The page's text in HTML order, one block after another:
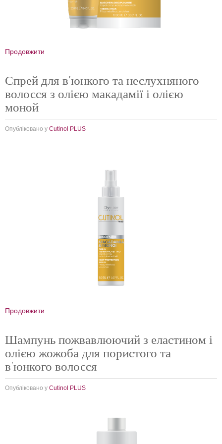
Продовжити
Спрей для в'юнкого та неслухняного
волосся з олією макадамії і олією
моной
Опубліковано у Cutinol PLUS
Продовжити
Шампунь пожвавлюючий з еластином і
олією жожоба для пористого та
в'юнкого волосся
Опубліковано у Cutinol PLUS